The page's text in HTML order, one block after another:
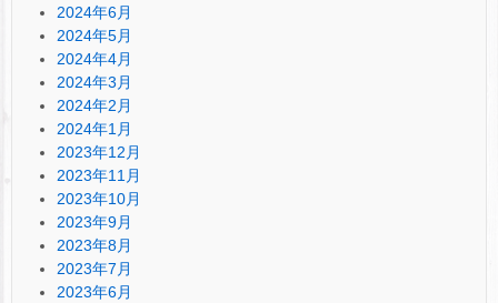
2024年6月
2024年5月
2024年4月
2024年3月
2024年2月
2024年1月
2023年12月
2023年11月
2023年10月
2023年9月
2023年8月
2023年7月
2023年6月